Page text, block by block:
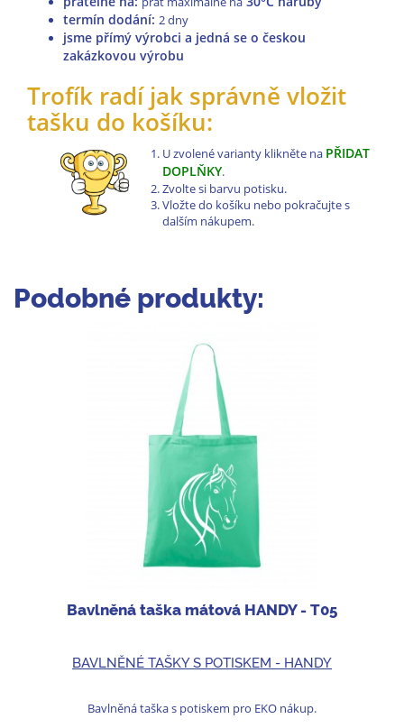
termín dodání: 2 dny
jsme přímý výrobci a jedná se o českou
zakázkovou výrobu
Trofík radí jak správně vložit
tašku do košíku:
U zvolené varianty klikněte na PŘIDAT
DOPLŇKY.
Zvolte si barvu potisku.
Vložte do košíku nebo pokračujte s
dalším nákupem.
Podobné produkty:
Bavlněná taška mátová HANDY - T05
BAVLNĚNÉ TAŠKY S POTISKEM - HANDY
Bavlněná taška s potiskem pro EKO nákup.